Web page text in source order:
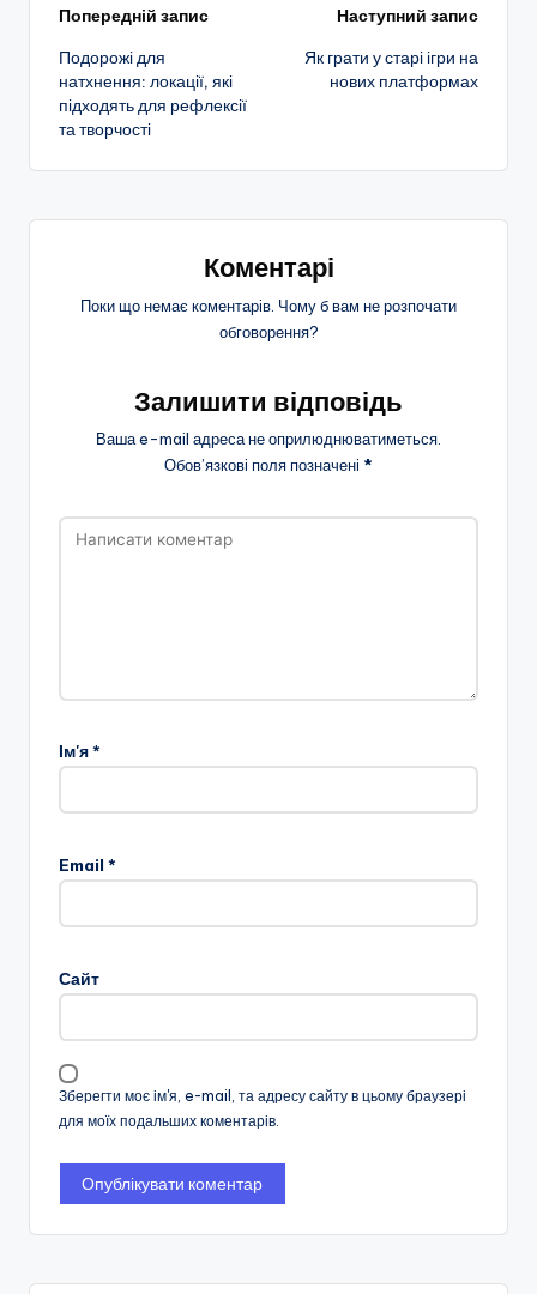
Навігація
по
запису
Попередній запис
Подорожі для
натхнення: локації, які
підходять для рефлексії
та творчості
Наступний запис
Як грати у старі ігри на
нових платформах
Коментарі
Поки що немає коментарів. Чому б вам не розпочати
обговорення?
Залишити відповідь
Ваша e-mail адреса не оприлюднюватиметься.
Обов’язкові поля позначені *
Ім'я*
Email *
Сайт
Зберегти моє ім'я, e-mail, та адресу сайту в цьому браузері
для моїх подальших коментарів.